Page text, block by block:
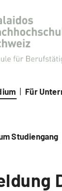
Für
Studiengang